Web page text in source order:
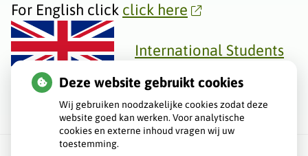
For English click click here
International Students
Deze website gebruikt cookies
Wij gebruiken noodzakelijke cookies zodat deze
website goed kan werken. Voor analytische
cookies en externe inhoud vragen wij uw
toestemming.